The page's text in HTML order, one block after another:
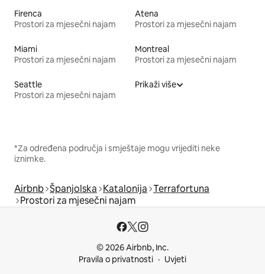
Firenca
Prostori za mjesečni najam
Atena
Prostori za mjesečni najam
Miami
Prostori za mjesečni najam
Montreal
Prostori za mjesečni najam
Seattle
Prostori za mjesečni najam
Prikaži više
*Za određena područja i smještaje mogu vrijediti neke
iznimke.
Airbnb Španjolska Katalonija Terrafortuna
Prostori za mjesečni najam
© 2026 Airbnb, Inc.
Pravila o privatnosti
Uvjeti